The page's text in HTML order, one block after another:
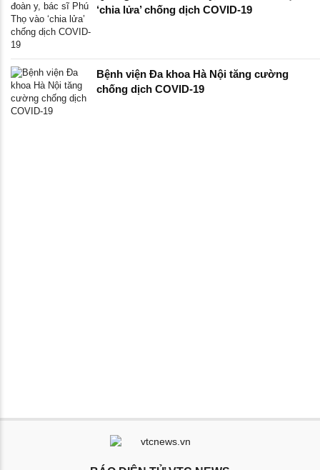
‘chia lửa’ chống dịch COVID-19
Bệnh viện Đa khoa Hà Nội tăng cường
chống dịch COVID-19